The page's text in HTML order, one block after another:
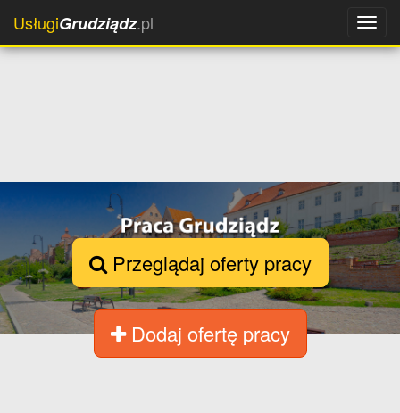
UsługiGrudziądz.pl
Przeglądaj oferty pracy
Dodaj ofertę pracy